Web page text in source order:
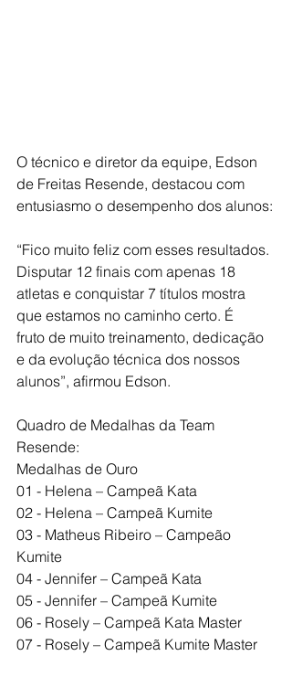
O técnico e diretor da equipe, Edson
de Freitas Resende, destacou com
entusiasmo o desempenho dos alunos:
“Fico muito feliz com esses resultados.
Disputar 12 finais com apenas 18
atletas e conquistar 7 títulos mostra
que estamos no caminho certo. É
fruto de muito treinamento, dedicação
e da evolução técnica dos nossos
alunos”, afirmou Edson.
Quadro de Medalhas da Team
Resende:
Medalhas de Ouro
01 - Helena – Campeã Kata
02 - Helena – Campeã Kumite
03 - Matheus Ribeiro – Campeão
Kumite
04 - Jennifer – Campeã Kata
05 - Jennifer – Campeã Kumite
06 - Rosely – Campeã Kata Master
07 - Rosely – Campeã Kumite Master